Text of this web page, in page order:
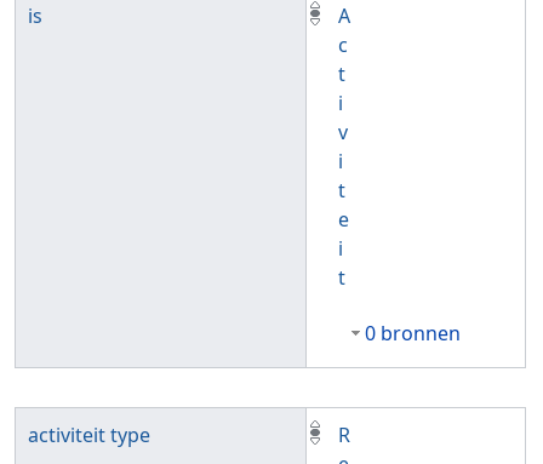
is
A
c
t
i
v
i
t
e
i
t
0 bronnen
activiteit type
R